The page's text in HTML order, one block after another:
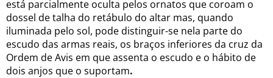
está parcialmente oculta pelos ornatos que coroam o
dossel de talha do retábulo do altar mas, quando
iluminada pelo sol, pode distinguir-se nela parte do
escudo das armas reais, os braços inferiores da cruz da
Ordem de Avis em que assenta o escudo e o hábito de
dois anjos que o suportam.